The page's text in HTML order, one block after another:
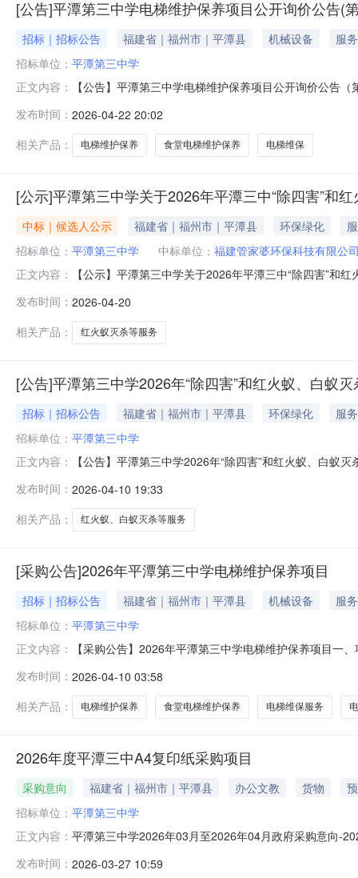
[公告]平潭第三中学电梯维护保养项目公开询价公告(
招标｜招标公告 福建省｜福州市｜平潭县 机械设备
服务
招标单位： 平潭第三中学
正文内容：
【公告】平潭第三中学电梯维护保养项目公开询价公告
一、项目概况1.项目名称：平潭第三中学食堂电梯维护
服务期限为两年，合同采用
发布时间： 2026-04-22 20:02
相关产品：
电梯维护保养 食堂电梯维护保养 电梯维保
[公示]平潭第三中学关于2026年平潭三中“除四害”和
中标｜候选人公示 福建省｜福州市｜平潭县 环保绿化
招标单位： 平潭第三中学 中标单位： 福建管家婆环保科技有限公
正文内容：
【公示】平潭第三中学关于2026年平潭三中“除四害”和
监督。第一中选候选人：福建管家婆环保科技有限公司
福建分公司报价：1380
发布时间： 2026-04-20
相关产品：
红火蚁灭杀等服务
[公告]平潭第三中学2026年“除四害”和红火蚁、白蚁
招标｜招标公告 福建省｜福州市｜平潭县 环保绿化
服务
招标单位： 平潭第三中学
正文内容：
【公告】平潭第三中学2026年“除四害”和红火蚁、白蚁
平潭第三中学2026年“除四害”和红火蚁、白蚁灭杀等服
食堂、功能室、教师公寓、绿化
发布时间： 2026-04-10 19:33
相关产品：
红火蚁、白蚁灭杀等服务
[采购公告]2026年平潭第三中学电梯维护保养项目
招标｜招标公告 福建省｜福州市｜平潭县 机械设备
服务
招标单位： 平潭第三中学
正文内容：
【采购公告】2026年平潭第三中学电梯维护保养项目一
中标供应商进行年度考核。若考核结果为“合格”，且双
金额为人民币1万
发布时间： 2026-04-10 03:58
相关产品：
电梯维护保养 食堂电梯维护保养 电梯维保服务
2026年度平潭三中A4复印纸采购项目
采购意向 福建省｜福州市｜平潭县 办公文教 货物
招标单位： 平潭第三中学
正文内容： 平潭第三中学2026年03月至2026年04月政府采购意向-
内容:A4复印纸采购数量:700.0000包主要功能或目标:采
发布时间： 2026-03-27 10:59